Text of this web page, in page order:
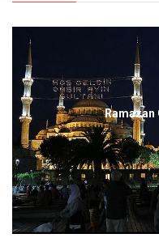
Ramazan